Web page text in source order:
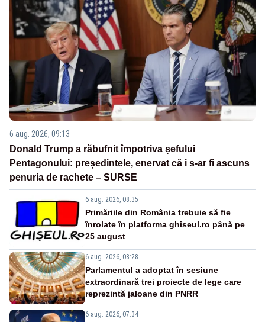
6 aug. 2026, 09:13
Donald Trump a răbufnit împotriva șefului
Pentagonului: președintele, enervat că i s-ar fi ascuns
penuria de rachete – SURSE
6 aug. 2026, 08:35
Primăriile din România trebuie să fie
înrolate în platforma ghiseul.ro până pe
25 august
6 aug. 2026, 08:28
Parlamentul a adoptat în sesiune
extraordinară trei proiecte de lege care
reprezintă jaloane din PNRR
6 aug. 2026, 07:34